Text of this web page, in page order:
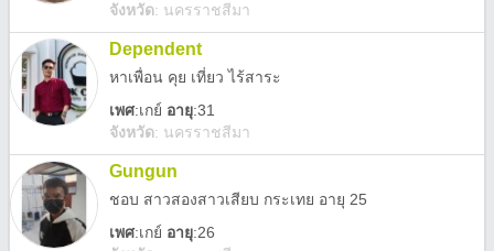
จังหวัด: นครราชสีมา
Dependent
หาเพื่อน คุย เที่ยว ไร้สาระ
เพศ:เกย์ อายุ:31
จังหวัด: นครราชสีมา
Gungun
ชอบ สาวสองสาวเสียบ กระเทย อายุ 25
เพศ:เกย์ อายุ:26